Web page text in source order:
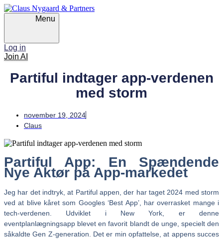
Skip
links
Skip
to
Skip
to
content
Menu
Log in
Join AI
Partiful indtager app-verdenen
med storm
november 19, 2024
Claus
Partiful App: En Spændende
Nye Aktør på App-markedet
Jeg har det indtryk, at Partiful appen, der har taget 2024 med storm
ved at blive kåret som Googles ‘Best App’, har overrasket mange i
tech-verdenen. Udviklet i New York, er denne
eventplanlægningsapp blevet en favorit blandt de unge, specielt den
såkaldte Gen Z-generation. Det er min opfattelse, at appens succes